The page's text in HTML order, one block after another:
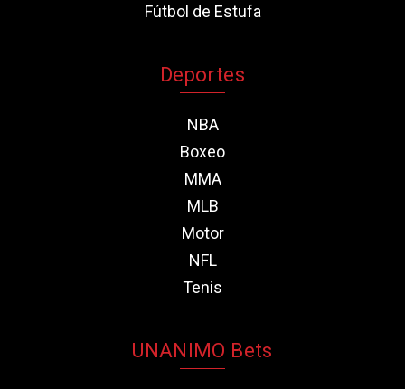
Fútbol de Estufa
Deportes
NBA
Boxeo
MMA
MLB
Motor
NFL
Tenis
UNANIMO Bets